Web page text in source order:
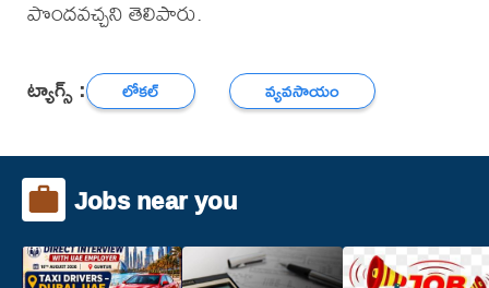
పొందవచ్చని తెలిపారు.
ట్యాగ్స్ : లోకల్ వ్యవసాయం
Jobs near you